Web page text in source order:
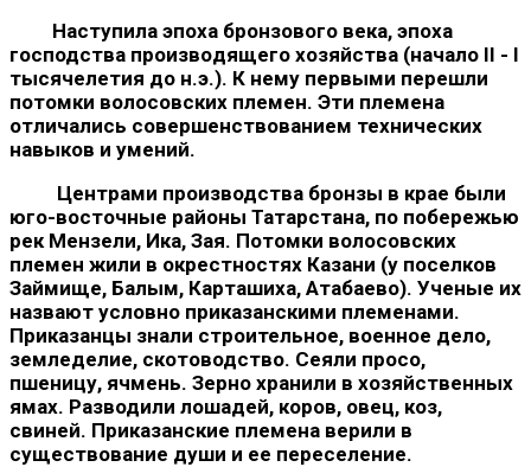
Наступила эпоха бронзового века, эпоха
господства произво­дящего хозяйства (начало II - I
тысячелетия до н.э.). К нему первыми перешли
потомки волосовских племен. Эти пле­мена
отличались совершенствованием технических
навыков и умений.
Центрами производства бронзы в крае были
юго-восточ­ные районы Татарстана, по побережью
рек Мензели, Ика, Зая. Потомки волосовских
племен жили в окрестностях Казани (у поселков
Займище, Балым, Карташиха, Атабаево). Ученые их
на­звают условно приказанскими племенами.
Приказанцы знали строительное, военное дело,
земледелие, скотоводство. Сеяли просо,
пшеницу, ячмень. Зерно хранили в хозяйственных
ямах. Разводили лошадей, коров, овец, коз,
свиней. Приказанские пле­мена верили в
существование души и ее переселение.